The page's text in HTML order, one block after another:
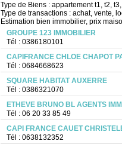
Type de Biens : appartement t1, t2,
Type de transactions : achat, vente,
Estimation bien immobilier, prix
GROUPE 123 IMMOBILIER
Tél : 0386180101
CAPIFRANCE CHLOE CHAPOT
Tél : 0684668623
SQUARE HABITAT AUXERRE
Tél : 0386321070
ETHEVE BRUNO BL AGENTS
Tél : 06 20 33 85 49
CAPI FRANCE CAUET
Tél : 0638132352